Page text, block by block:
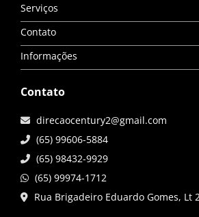
Serviços
Contato
Informações
Contato
direcaocentury2@gmail.com
(65) 99606-5884
(65) 98432-9929
(65) 99974-1712
Rua Brigadeiro Eduardo Gomes, Lt